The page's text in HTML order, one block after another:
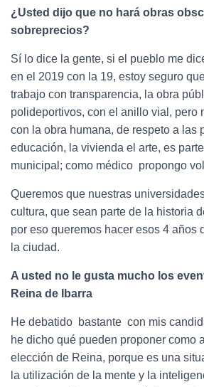
¿Usted dijo que no hará obras
sobreprecios?
Sí lo dice la gente, si el pueblo me
en el 2019 con la 19, estoy seguro
trabajo con transparencia, la obra
polideportivos, con el anillo vial, pero
con la obra humana, de respeto a las
educación, la vivienda el arte, es
municipal; como médico propongo
Queremos que nuestras
cultura, que sean parte de la historia
por eso queremos hacer esos 4 años
la ciudad.
A usted no le gusta mucho los
Reina de Ibarra
He debatido bastante con mis
he dicho qué pueden proponer como
elección de Reina, porque es una
la utilización de la mente y la